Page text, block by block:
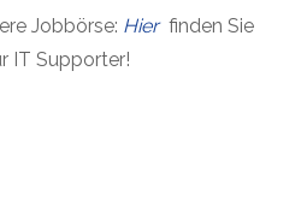
Jobbörse: Hier finden Sie
IT Supporter!